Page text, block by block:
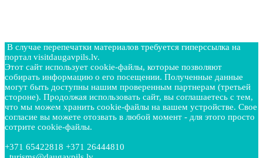
В случае перепечатки материалов требуется гиперссылка на
портал visitdaugavpils.lv.
Этот сайт использует cookie-файлы, которые позволяют
собирать информацию о его посещении. Полученные данные
могут быть доступны нашим проверенным партнерам (третьей
стороне). Продолжая использовать сайт, вы соглашаетесь с тем,
что мы можем хранить cookie-файлы на вашем устройстве. Свое
согласие вы можете отозвать в любой момент - для этого просто
сотрите cookie-файлы.
+371 65422818 +371 26444810